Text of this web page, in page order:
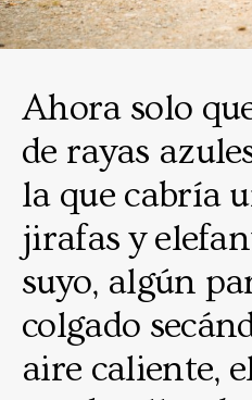
Ahora solo
de rayas
la que cabría
jirafas y
suyo, algún
colgado
aire caliente,